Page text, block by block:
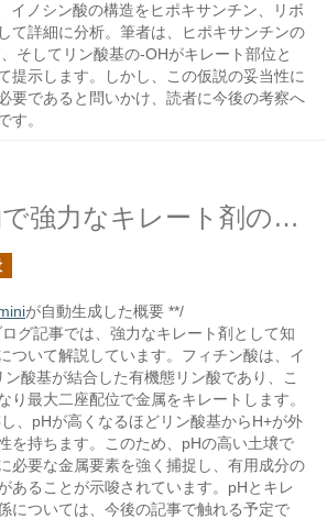
イノシン酸の構造をヒポキサンチン、リボ
て詳細に分析。筆者は、ヒポキサンチンの
そしてリン酸基の-OHがキレート部位と
提示します。しかし、この仮説の妥当性に
要であると問いかけ、読者に今後の考察へ
す。
天然の化合物で強力なキレート剤のフィチン酸
が自動生成した概要 **/
ログ記事では、強力なキレート剤として知
ついて解説しています。フィチン酸は、イ
ン酸基が結合した有機態リン酸であり、こ
り最大二座配位で金属をキレートします。
、pHが高くなるほどリン酸基からH+が外
を持ちます。このため、pHの高い土壌で
必要な金属要素を強く捕捉し、有用成分の
あることが示唆されています。pHとキレ
については、今後の記事で触れる予定で